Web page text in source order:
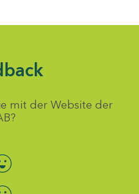
mit der Website der
auswählen